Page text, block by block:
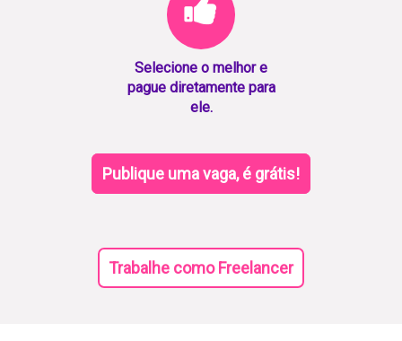
Selecione o melhor e
pague diretamente para
ele.
Publique uma vaga, é grátis!
Trabalhe como Freelancer